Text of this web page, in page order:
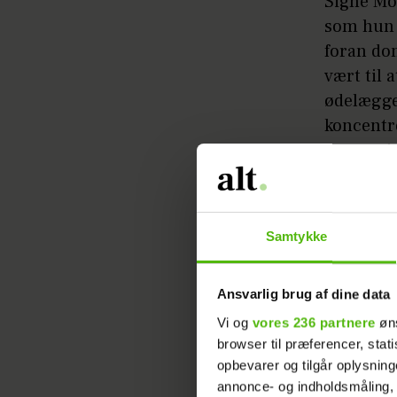
Samtykke
Ansvarlig brug af dine data
Vi og vores 236 partnere
browser til præferencer,
opbevarer og tilgår
annonce- og
som
foran
vært til
synge,
stille, og
Og dog.
lovende
er
brokker